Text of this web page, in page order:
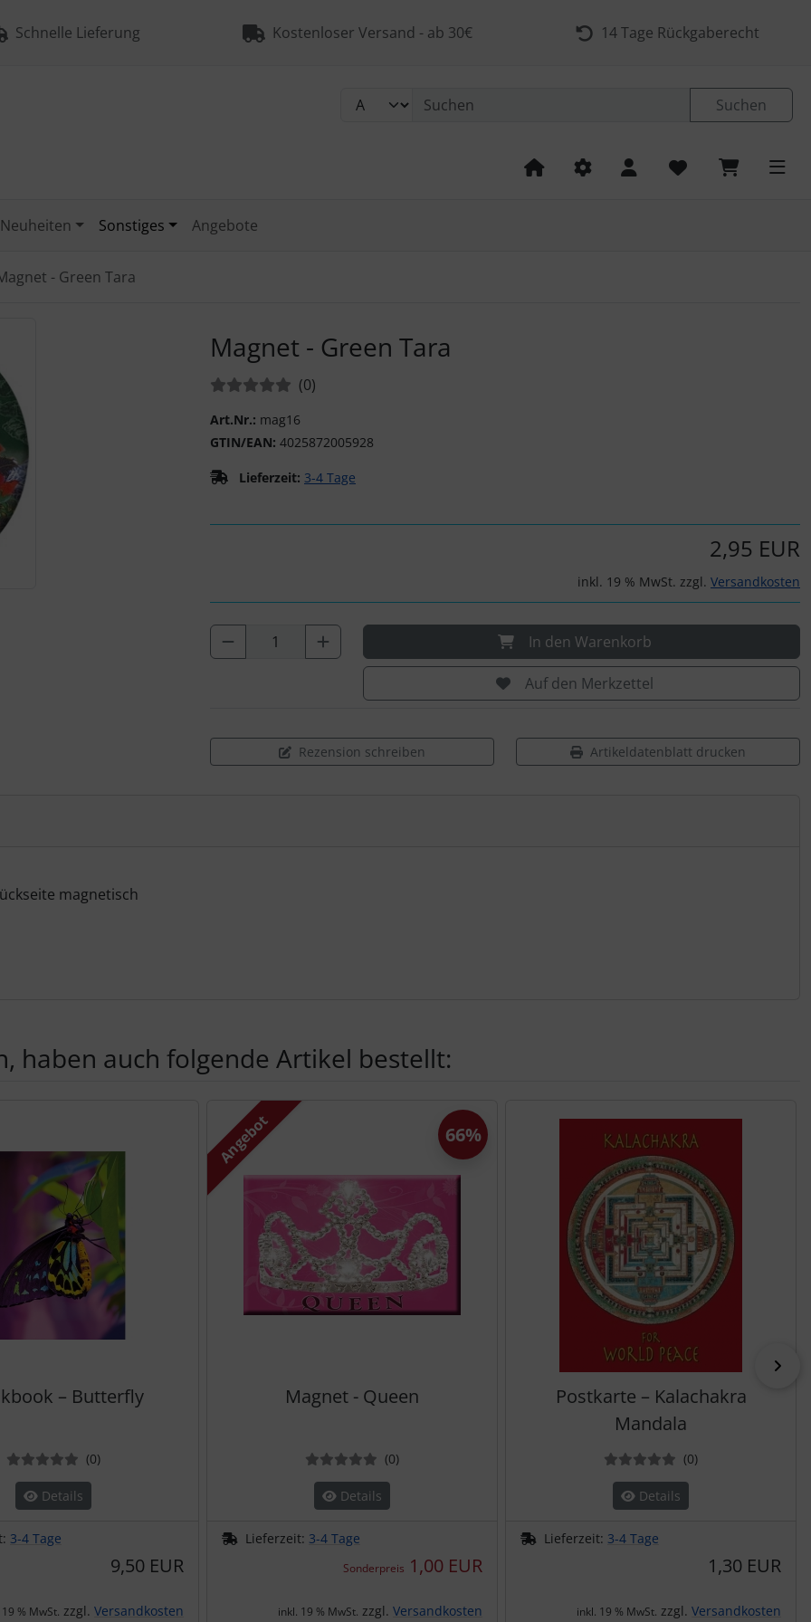
Schnelle Lieferung Kostenloser Versand - ab 30€ 14 Tage Rückgaberecht
Suchen
Neuheiten Sonstiges Angebote
- Green Tara
Magnet - Green Tara
Bewertungen:(0Bewertungen
)
Art.Nr.: mag16
GTIN/EAN: 4025872005928
Lieferzeit: 3-4 Tage
" und "Vor-Button" nutzen, um zwischen den Bildern zu navigieren. Zum Vergrößern klicken Sie auf das Bild.
2,95 EUR
inkl. 19 % MwSt. zzgl. Versandkosten
In den Warenkorb
Auf den Merkzettel
Rezension schreiben Artikeldatenblatt drucken
magnetisch
haben auch folgende Artikel bestellt:
– Butterfly
(0Bewertungen
)
Details
3-4 Tage
9,50 EUR
% MwSt. zzgl. Versandkosten
Angebot
Magnet - Queen
(0Bewertungen
)
Details
Lieferzeit: 3-4 Tage
Sonderpreis 1,00 EUR
66%
inkl. 19 % MwSt. zzgl. Versandkosten
Postkarte – Kalachakra
Mandala
(0Bewertungen
)
Details
Lieferzeit: 3-4 Tage
1,30 EUR
inkl. 19 % MwSt. zzgl. Versandkosten